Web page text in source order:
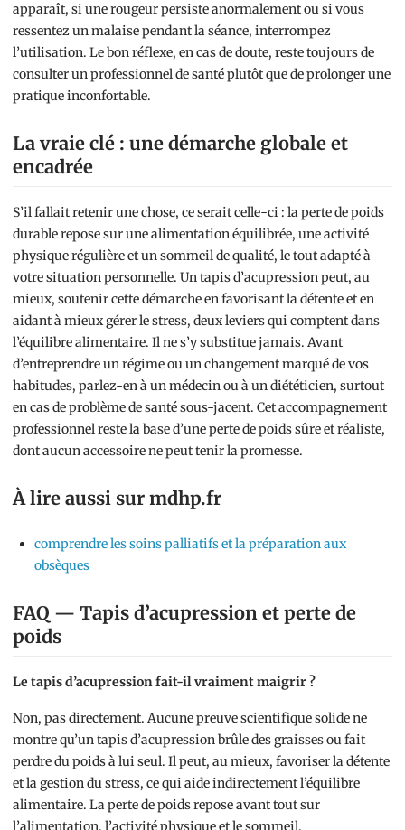
apparaît, si une rougeur persiste anormalement ou si vous
ressentez un malaise pendant la séance, interrompez
l’utilisation. Le bon réflexe, en cas de doute, reste toujours de
consulter un professionnel de santé plutôt que de prolonger une
pratique inconfortable.
La vraie clé : une démarche globale et
encadrée
S’il fallait retenir une chose, ce serait celle-ci : la perte de poids
durable repose sur une alimentation équilibrée, une activité
physique régulière et un sommeil de qualité, le tout adapté à
votre situation personnelle. Un tapis d’acupression peut, au
mieux, soutenir cette démarche en favorisant la détente et en
aidant à mieux gérer le stress, deux leviers qui comptent dans
l’équilibre alimentaire. Il ne s’y substitue jamais. Avant
d’entreprendre un régime ou un changement marqué de vos
habitudes, parlez-en à un médecin ou à un diététicien, surtout
en cas de problème de santé sous-jacent. Cet accompagnement
professionnel reste la base d’une perte de poids sûre et réaliste,
dont aucun accessoire ne peut tenir la promesse.
À lire aussi sur mdhp.fr
comprendre les soins palliatifs et la préparation aux
obsèques
FAQ — Tapis d’acupression et perte de
poids
Le tapis d’acupression fait-il vraiment maigrir ?
Non, pas directement. Aucune preuve scientifique solide ne
montre qu’un tapis d’acupression brûle des graisses ou fait
perdre du poids à lui seul. Il peut, au mieux, favoriser la détente
et la gestion du stress, ce qui aide indirectement l’équilibre
alimentaire. La perte de poids repose avant tout sur
l’alimentation, l’activité physique et le sommeil.